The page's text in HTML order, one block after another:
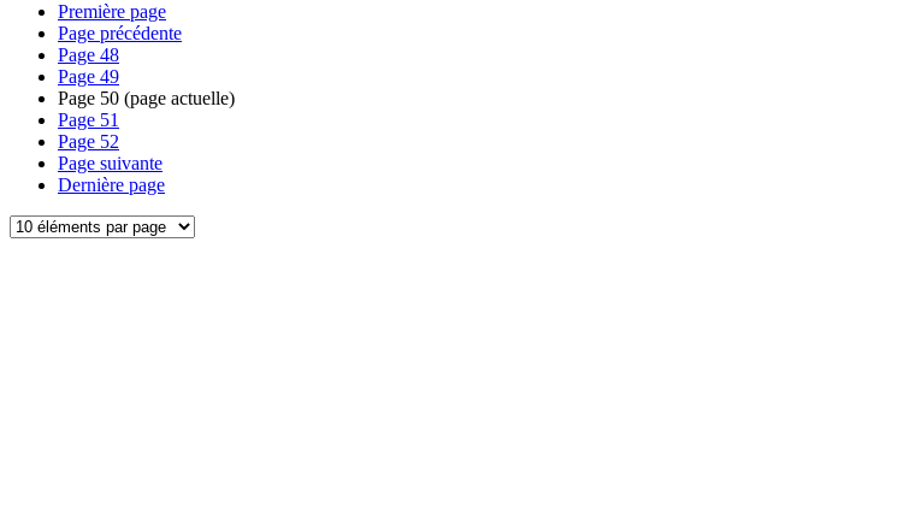
Première page
Page précédente
Page 48
Page 49
Page 50 (page actuelle)
Page 51
Page 52
Page suivante
Dernière page